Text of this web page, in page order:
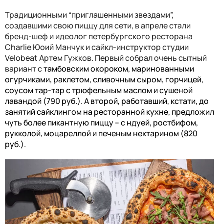
Традиционными “приглашенными звездами”,
создавшими свою пиццу для сети, в апреле стали
бренд-шеф и идеолог петербургского ресторана
CharlieЮоий Манчук и сайкл-инструктор студии
VelobeatАртем Гужков. Первый собрал очень сытный
вариант стамбовскимокороком, маринованными
огурчиками, раклетом, сливочнымсыром, горчицей,
соусомтар-тар с трюфельным масломи сушеной
лавандой (790 руб.).А второй, работавший, кстати, до
занятий сайклингом на ресторанной кухне, предложил
чуть более пикантную пиццу – с ндуей, ростбифом,
рукколой, моцареллой и печеным нектарином (820
руб.).